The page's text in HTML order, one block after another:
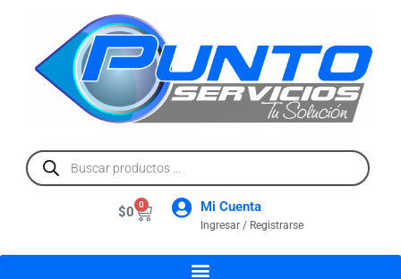
$0 0 Mi Cuenta
Ingresar / Registrarse